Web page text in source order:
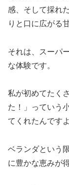
感、そして採れ
りと口に広がる甘
それは、スーパ
な体験です。
私が初めてたく
た！」っていう
てくれたんですよ
ベランダという
に豊かな恵みが